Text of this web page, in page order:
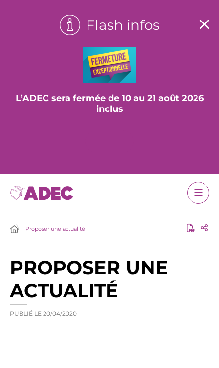
Flash infos
L’ADEC sera fermée de 10 au 21 août 2026
inclus
Proposer une actualité
PROPOSER UNE
ACTUALITÉ
PUBLIÉ LE 20/04/2020